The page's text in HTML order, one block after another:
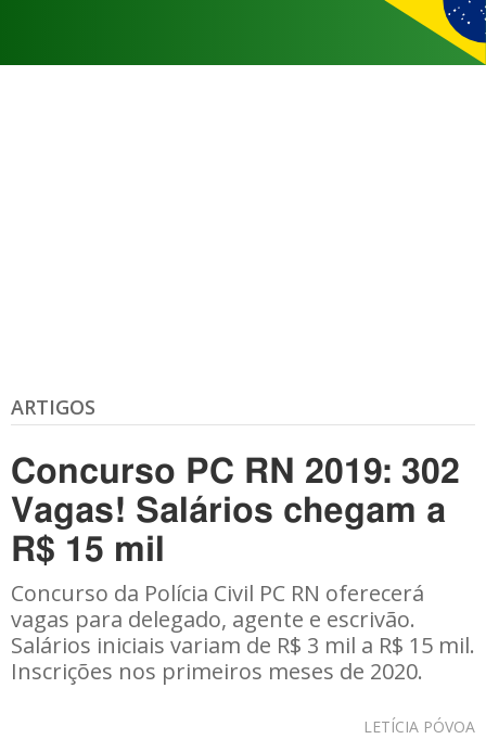
ARTIGOS
Concurso PC RN 2019: 302
Vagas! Salários chegam a
R$ 15 mil
Concurso da Polícia Civil PC RN oferecerá
vagas para delegado, agente e escrivão.
Salários iniciais variam de R$ 3 mil a R$ 15 mil.
Inscrições nos primeiros meses de 2020.
LETÍCIA PÓVOA